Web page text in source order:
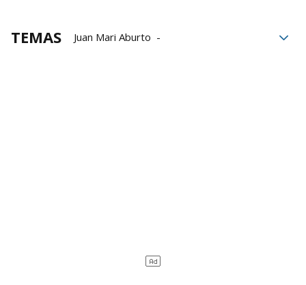
TEMAS
Juan Mari Aburto